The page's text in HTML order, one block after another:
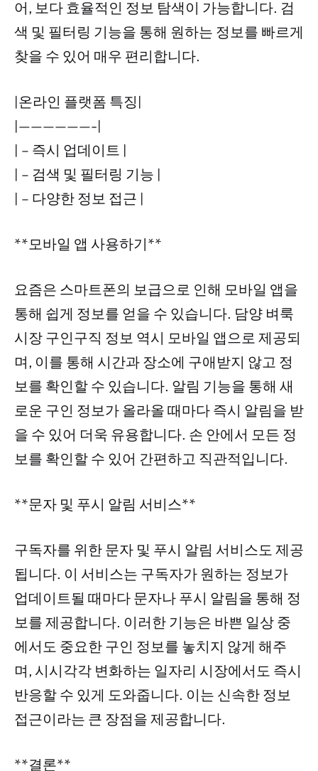
어, 보다 효율적인 정보 탐색이 가능합니다. 검
색 및 필터링 기능을 통해 원하는 정보를 빠르게
찾을 수 있어 매우 편리합니다.
|온라인 플랫폼 특징|
|——————-|
| – 즉시 업데이트 |
| – 검색 및 필터링 기능 |
| – 다양한 정보 접근 |
**모바일 앱 사용하기**
요즘은 스마트폰의 보급으로 인해 모바일 앱을
통해 쉽게 정보를 얻을 수 있습니다. 담양 벼룩
시장 구인구직 정보 역시 모바일 앱으로 제공되
며, 이를 통해 시간과 장소에 구애받지 않고 정
보를 확인할 수 있습니다. 알림 기능을 통해 새
로운 구인 정보가 올라올 때마다 즉시 알림을 받
을 수 있어 더욱 유용합니다. 손 안에서 모든 정
보를 확인할 수 있어 간편하고 직관적입니다.
**문자 및 푸시 알림 서비스**
구독자를 위한 문자 및 푸시 알림 서비스도 제공
됩니다. 이 서비스는 구독자가 원하는 정보가
업데이트될 때마다 문자나 푸시 알림을 통해 정
보를 제공합니다. 이러한 기능은 바쁜 일상 중
에서도 중요한 구인 정보를 놓치지 않게 해주
며, 시시각각 변화하는 일자리 시장에서도 즉시
반응할 수 있게 도와줍니다. 이는 신속한 정보
접근이라는 큰 장점을 제공합니다.
**결론**